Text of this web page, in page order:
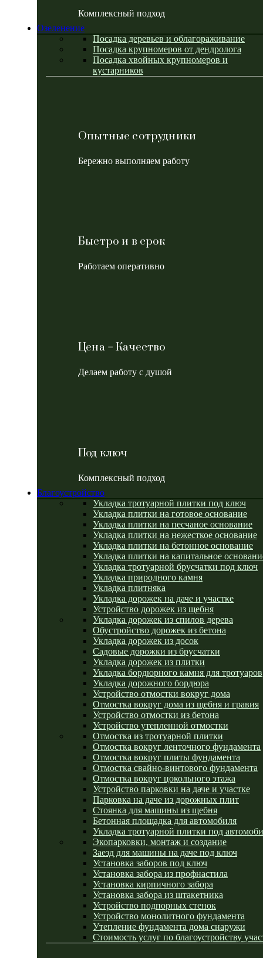
Комплексный подход
Озеленение
Посадка деревьев и облагораживание
Посадка крупномеров от дендролога
Посадка хвойных крупномеров и
кустарников
Опытные сотрудники
Бережно выполняем работу
Быстро и в срок
Работаем оперативно
Цена = Качество
Делаем работу с душой
Под ключ
Комплексный подход
Благоустройство
Укладка тротуарной плитки под ключ
Укладка плитки на готовое основание
Укладка плитки на песчаное основание
Укладка плитки на нежесткое основание
Укладка плитки на бетонное основание
Укладка плитки на капитальное
Укладка тротуарной брусчатки под ключ
Укладка природного камня
Укладка плитняка
Укладка дорожек на даче и участке
Устройство дорожек из щебня
Укладка дорожек из спилов дерева
Обустройство дорожек из бетона
Укладка дорожек из досок
Садовые дорожки из брусчатки
Укладка дорожек из плитки
Укладка бордюрного камня для тротуаров
Укладка дорожного бордюра
Устройство отмостки вокруг дома
Отмостка вокруг дома из щебня и гравия
Устройство отмостки из бетона
Устройство утепленной отмостки
Отмостка из тротуарной плитки
Отмостка вокруг ленточного фундамента
Отмостка вокруг плиты фундамента
Отмостка свайно-винтового фундамента
Отмостка вокруг цокольного этажа
Устройство парковки на даче и участке
Парковка на даче из дорожных плит
Стоянка для машины из щебня
Бетонная площадка для автомобиля
Укладка тротуарной плитки под
Экопарковки, монтаж и создание
Заезд для машины на даче под ключ
Установка заборов под ключ
Установка забора из профнастила
Установка кирпичного забора
Установка забора из штакетника
Устройство подпорных стенок
Устройство монолитного фундамента
Утепление фундамента дома снаружи
Стоимость услуг по благоустройству